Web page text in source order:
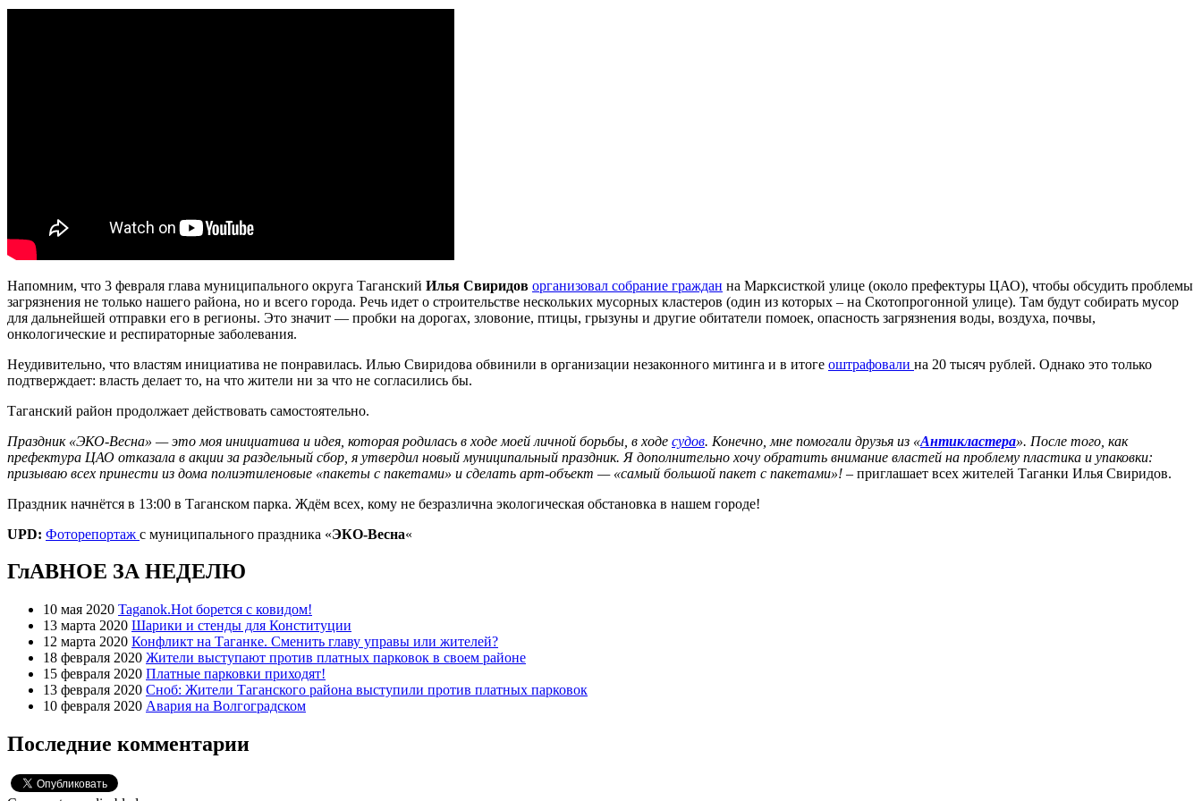
Напомним, что 3 февраля глава муниципального округа Таганский Илья Свиридов организовал собрание граждан на Марксисткой улице (около префектуры ЦАО), чтобы обсудить проблемы
загрязнения не только нашего района, но и всего города. Речь идет о строительстве нескольких мусорных кластеров (один из которых – на Скотопрогонной улице). Там будут собирать мусор
для дальнейшей отправки его в регионы. Это значит — пробки на дорогах, зловоние, птицы, грызуны и другие обитатели помоек, опасность загрязнения воды, воздуха, почвы,
онкологические и респираторные заболевания.
Неудивительно, что властям инициатива не понравилась. Илью Свиридова обвинили в организации незаконного митинга и в итоге оштрафовали на 20 тысяч рублей. Однако это только
подтверждает: власть делает то, на что жители ни за что не согласились бы.
Таганский район продолжает действовать самостоятельно.
Праздник «ЭКО-Весна» — это моя инициатива и идея, которая родилась в ходе моей личной борьбы, в ходе судов. Конечно, мне помогали друзья из «Антикластера». После того, как
префектура ЦАО отказала в акции за раздельный сбор, я утвердил новый муниципальный праздник. Я дополнительно хочу обратить внимание властей на проблему пластика и упаковки:
призываю всех принести из дома полиэтиленовые «пакеты с пакетами» и сделать арт-объект — «самый большой пакет с пакетами»! – приглашает всех жителей Таганки Илья Свиридов.
Праздник начнётся в 13:00 в Таганском парка. Ждём всех, кому не безразлична экологическая обстановка в нашем городе!
UPD: Фоторепортаж с муниципального праздника «ЭКО-Весна«
ГлАВНОЕ ЗА НЕДЕЛЮ
10 мая 2020 Taganok.Hot борется с ковидом!
13 марта 2020 Шарики и стенды для Конституции
12 марта 2020 Конфликт на Таганке. Сменить главу управы или жителей?
18 февраля 2020 Жители выступают против платных парковок в своем районе
15 февраля 2020 Платные парковки приходят!
13 февраля 2020 Сноб: Жители Таганского района выступили против платных парковок
10 февраля 2020 Авария на Волгоградском
Последние комментарии